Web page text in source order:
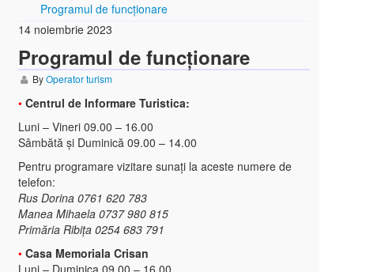
Programul de funcționare
14 noiembrie 2023
Programul de funcționare
ByOperator turism
•Centrul de Informare Turistica:
Luni – Vineri 09.00 – 16.00
Sâmbătă și Duminică 09.00 – 14.00
Pentru programare vizitare sunați la aceste numere de
telefon:
Rus Dorina 0761 620 783
Manea Mihaela 0737 980 815
Primăria Ribița 0254 683 791
•Casa Memoriala Crisan